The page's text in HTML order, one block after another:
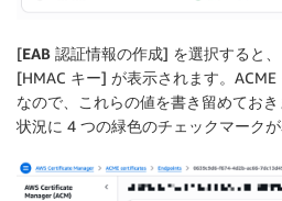
[EAB 認証情報の作成] を選択すると
[HMAC キー] が表示されます。
なので、これらの値を書き留めてお
状況に 4 つの緑色のチェックマークが